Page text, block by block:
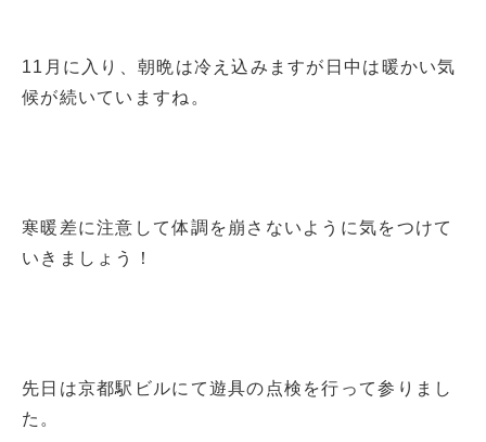
11月に入り、朝晩は冷え込みますが日中は暖かい気
候が続いていますね。
寒暖差に注意して体調を崩さないように気をつけて
いきましょう！
先日は京都駅ビルにて遊具の点検を行って参りまし
た。